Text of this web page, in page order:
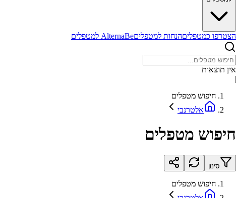
הצטרפו כמטפליםהנחות למטפליםAlternaBe למטפלים
אין תוצאות
|
חיפוש מטפלים
אלטרנבי
חיפוש מטפלים
סינון
חיפוש מטפלים